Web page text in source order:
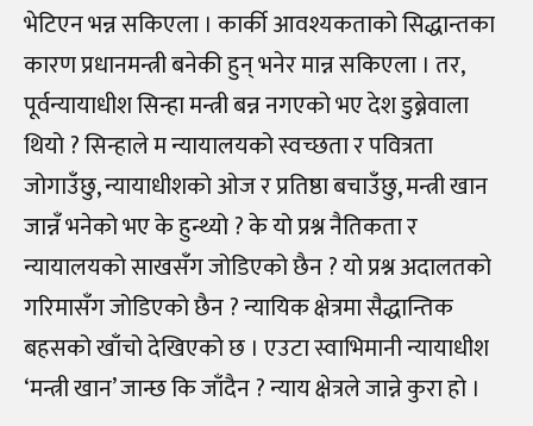
भेटिएन भन्न सकिएला । कार्की आवश्यकताको सिद्धान्तका
कारण प्रधानमन्त्री बनेकी हुन् भनेर मान्न सकिएला । तर,
पूर्वन्यायाधीश सिन्हा मन्त्री बन्न नगएको भए देश डुब्नेवाला
थियो ? सिन्हाले म न्यायालयको स्वच्छता र पवित्रता
जोगाउँछु, न्यायाधीशको ओज र प्रतिष्ठा बचाउँछु, मन्त्री खान
जान्नँ भनेको भए के हुन्थ्यो ? के यो प्रश्न नैतिकता र
न्यायालयको साखसँग जोडिएको छैन ? यो प्रश्न अदालतको
गरिमासँग जोडिएको छैन ? न्यायिक क्षेत्रमा सैद्धान्तिक
बहसको खाँचो देखिएको छ । एउटा स्वाभिमानी न्यायाधीश
‘मन्त्री खान’ जान्छ कि जाँदैन ? न्याय क्षेत्रले जान्ने कुरा हो ।